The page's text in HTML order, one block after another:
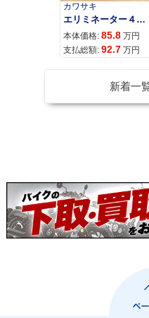
カワサキ
エリミネーター４００
本体価格: 85.8 万円
支払総額: 92.7 万円
新着一